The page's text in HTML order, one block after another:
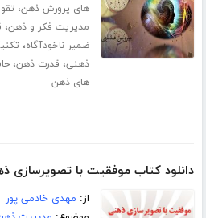
های پرورش ذهن،
مدیریت فکر و ذهن،
ضمیر ناخودآگاه،
ذهنی، قدرت ذهن،
های ذهن
دانلود کتاب موفقیت با تصویرسازی
از: مهدی خادمی پور